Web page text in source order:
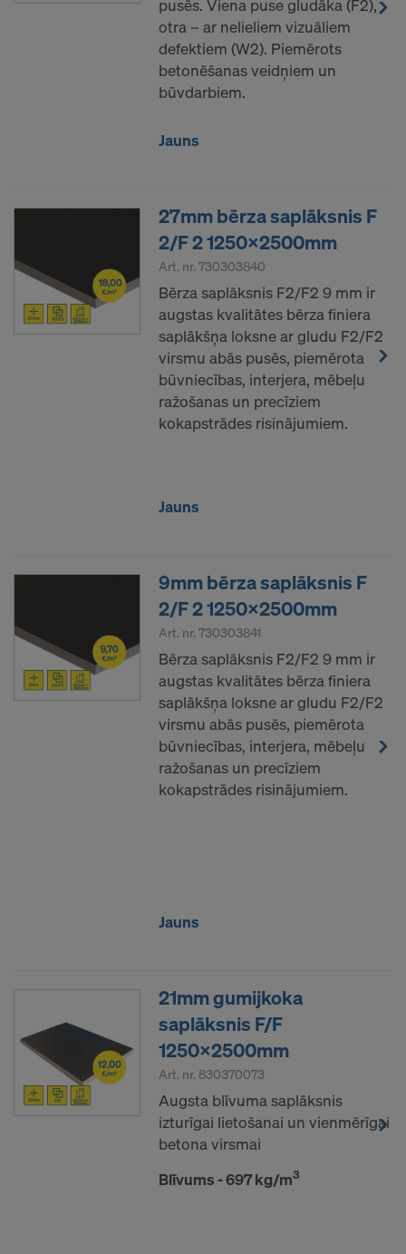
pusēs. Viena puse gludāka (F2),
otra – ar nelieliem vizuāliem
defektiem (W2). Piemērots
betonēšanas veidņiem un
būvdarbiem.
Jauns
27mm bērza saplāksnis F
2/F 2 1250x2500mm
Art. nr. 730303840
Bērza saplāksnis F2/F2 9 mm ir
augstas kvalitātes bērza finiera
saplākšņa loksne ar gludu F2/F2
virsmu abās pusēs, piemērota
būvniecības, interjera, mēbeļu
ražošanas un precīziem
kokapstrādes risinājumiem.
Jauns
9mm bērza saplāksnis F
2/F 2 1250x2500mm
Art. nr. 730303841
Bērza saplāksnis F2/F2 9 mm ir
augstas kvalitātes bērza finiera
saplākšņa loksne ar gludu F2/F2
virsmu abās pusēs, piemērota
būvniecības, interjera, mēbeļu
ražošanas un precīziem
kokapstrādes risinājumiem.
Jauns
21mm gumijkoka
saplāksnis F/F
1250x2500mm
Art. nr. 830370073
Augsta blīvuma saplāksnis
izturīgai lietošanai un vienmērīgai
betona virsmai
Blīvums - 697 kg/m3
sūtīt jūsu personas datus šiem pakalpojumu
Jūs jebkurā laikā varat atsaukt savu piekrišanu
nākotnē, piekļūstot sīkfailu iestatījumiem vietnē.
IZMANTOŠANAI UN SAVU PERSONAS